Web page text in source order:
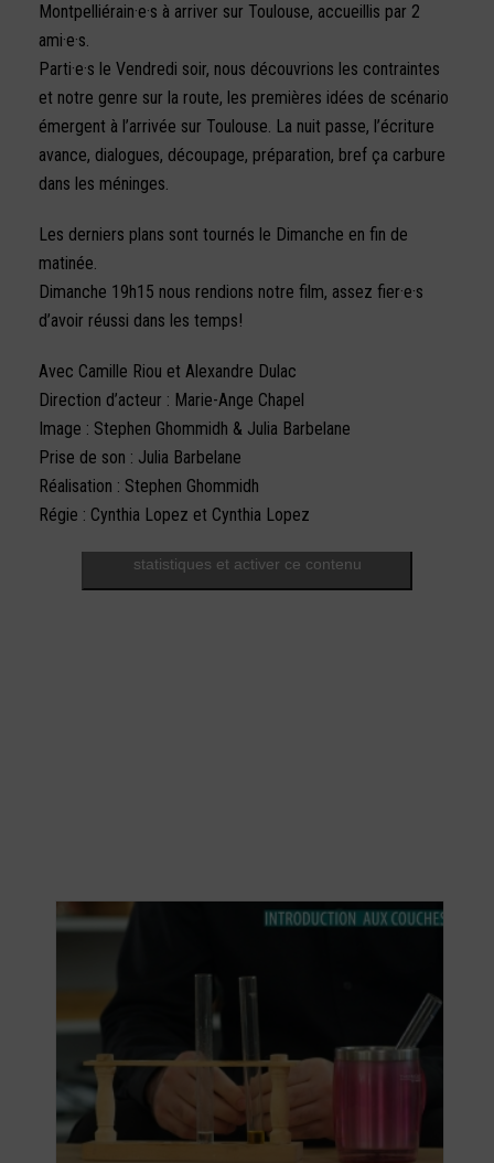
Montpelliérain·e·s à arriver sur Toulouse, accueillis par 2
ami·e·s.
Parti·e·s le Vendredi soir, nous découvrions les contraintes
et notre genre sur la route, les premières idées de scénario
émergent à l’arrivée sur Toulouse. La nuit passe, l’écriture
avance, dialogues, découpage, préparation, bref ça carbure
dans les méninges.
Les derniers plans sont tournés le Dimanche en fin de
matinée.
Dimanche 19h15 nous rendions notre film, assez fier·e·s
d’avoir réussi dans les temps!
Avec Camille Riou et Alexandre Dulac
Direction d’acteur : Marie-Ange Chapel
Image : Stephen Ghommidh & Julia Barbelane
Prise de son : Julia Barbelane
Réalisation : Stephen Ghommidh
Régie : Cynthia Lopez et Cynthia Lopez
statistiques et activer ce contenu